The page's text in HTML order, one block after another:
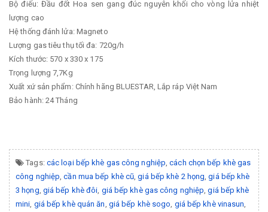
Bộ điếu: Đầu đốt Hoa sen gang đúc nguyên khối cho vòng lửa nhiệt
lượng cao
Hệ thống đánh lửa: Magneto
Lượng gas tiêu thụ tối đa: 720g/h
Kích thước: 570 x 330 x 175
Trọng lượng 7,7Kg
Xuất xứ sản phẩm: Chính hãng BLUESTAR, Lắp ráp Việt Nam
Bảo hành: 24 Tháng
Tags: các loại bếp khè gas công nghiệp ,cách chọn bếp khè gas
công nghiệp ,cần mua bếp khè cũ ,giá bếp khè 2 họng ,giá bếp khè
3 họng giá bếp khè đôi giá bếp khè gas công nghiệp ,giá bếp khè
mini giá bếp khè quán ăn giá bếp khè sogo giá bếp khè vinasun